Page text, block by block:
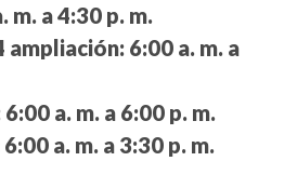
m. a 4:30 p. m.
ampliación: 6:00 a. m. a
6:00 a. m. a 6:00 p. m.
6:00 a. m. a 3:30 p. m.